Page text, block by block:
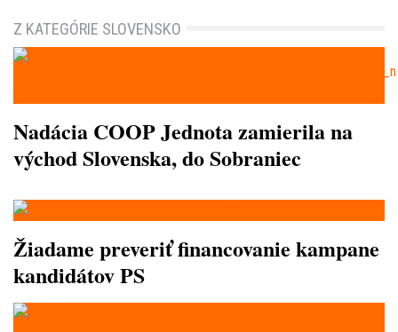
Z KATEGÓRIE SLOVENSKO
Nadácia COOP Jednota zamierila na
východ Slovenska, do Sobraniec
Žiadame preveriť financovanie kampane
kandidátov PS